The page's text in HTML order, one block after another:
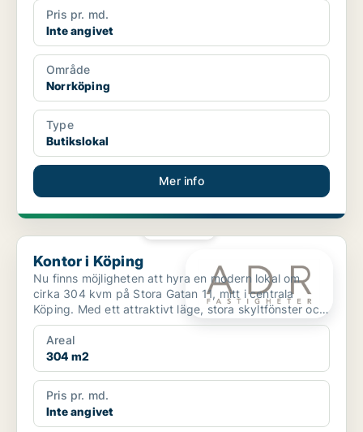
Pris pr. md.
Inte angivet
Område
Norrköping
Type
Butikslokal
Mer info
Kontor i Köping
Kontor i Köping
Nu finns möjligheten att hyra en modern lokal om
cirka 304 kvm på Stora Gatan 11, mitt i centrala
Köping. Med ett attraktivt läge, stora skyltfönster och
en ...
Areal
304 m2
Pris pr. md.
Inte angivet